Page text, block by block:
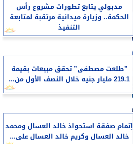
مدبولي يتابع تطورات مشروع رأس
الحكمة.. وزيارة ميدانية مرتقبة لمتابعة
التنفيذ
​”طلعت مصطفى” تحقق مبيعات بقيمة
219.1 مليار جنيه خلال النصف الأول من...
إتمام صفقة استحواذ خالد العسال ومحمد
خالد العسال وكريم خالد العسال على...